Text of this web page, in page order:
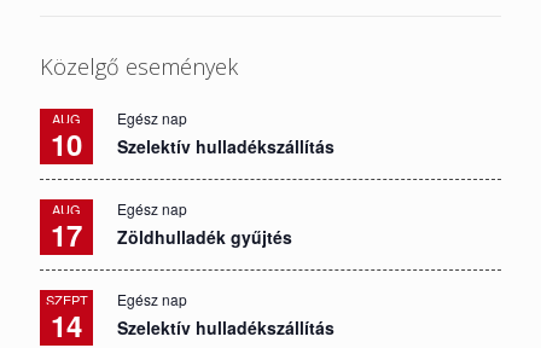
Közelgő események
AUG
10
Egész nap
Szelektív hulladékszállítás
AUG
17
Egész nap
Zöldhulladék gyűjtés
SZEPT
14
Egész nap
Szelektív hulladékszállítás